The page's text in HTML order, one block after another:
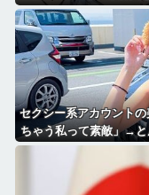
セクシー系アカウント
ちゃう私って素敵」→と